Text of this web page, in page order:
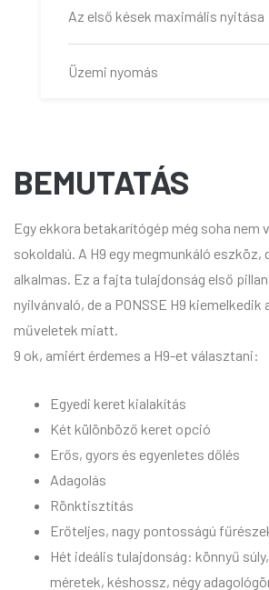
Az első kések maximális nyitása
Üzemi nyomás
Mérőeszköz PONSSE Opti
BEMUTATÁS
Egy ekkora betakarítógép még soha nem
sokoldalú. A H9 egy megmunkáló eszköz,
alkalmas. Ez a fajta tulajdonság első
nyilvánvaló, de a PONSSE H9
műveletek miatt.
9 ok, amiért érdemes a H9-et választani:
Egyedi keret kialakítás
Két különböző keret opció
Erős, gyors és egyenletes dőlés
Adagolás
Rönktisztítás
Erőteljes, nagy pontosságú
Hét ideális tulajdonság: könnyű
méretek, késhossz, négy